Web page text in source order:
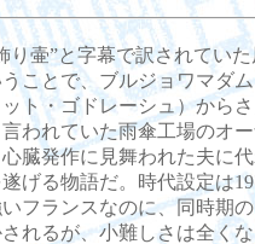
り壷”と字幕で訳されてい
うことで、ブルジョワマダ
ト・ゴドレーシュ）から
言われていた雨傘工場のオ
臓発作に見舞われた夫に
遂げる物語だ。時代設定は
フランスなのに、同時期
れるが、小難しさは全く